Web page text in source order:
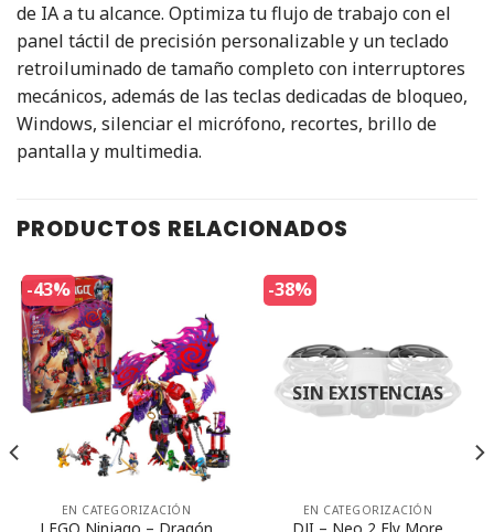
de IA a tu alcance. Optimiza tu flujo de trabajo con el
panel táctil de precisión personalizable y un teclado
retroiluminado de tamaño completo con interruptores
mecánicos, además de las teclas dedicadas de bloqueo,
Windows, silenciar el micrófono, recortes, brillo de
pantalla y multimedia.
PRODUCTOS RELACIONADOS
-43%
EN CATEGORIZACIÓN
-38%
SIN EXISTENCIAS
EN CATEGORIZACIÓN